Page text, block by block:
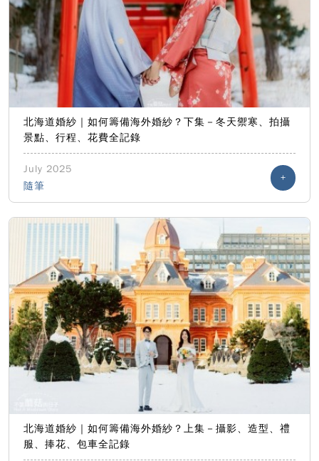
北海道婚紗｜如何籌備海外婚紗？下集－冬天禦寒、拍攝
景點、行程、花費全記錄
July 2025
隨筆
+
北海道婚紗｜如何籌備海外婚紗？上集－攝影、造型、禮
服、捧花、包車全記錄